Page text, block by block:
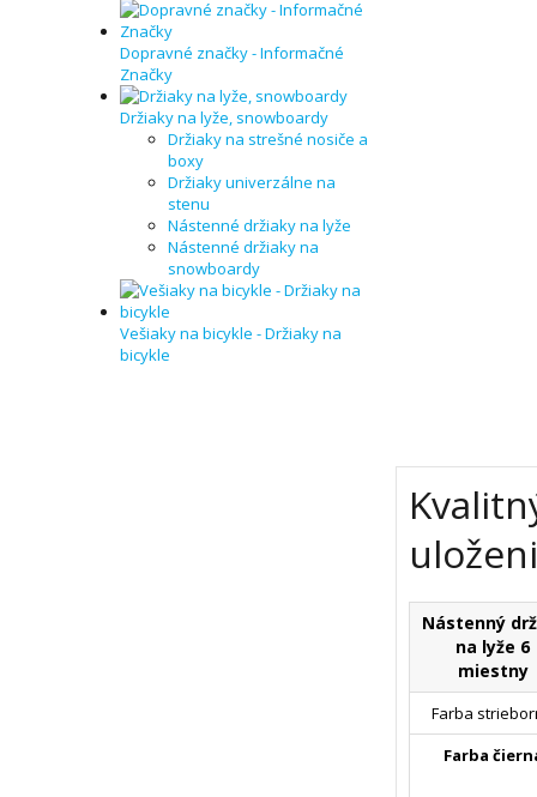
Dopravné značky - Informačné
Značky
Držiaky na lyže, snowboardy
Držiaky na strešné nosiče a
boxy
Držiaky univerzálne na
stenu
Nástenné držiaky na lyže
Nástenné držiaky na
snowboardy
Vešiaky na bicykle - Držiaky na
bicykle
Nástenný
na lyže 6
miestny
Farba
Farba